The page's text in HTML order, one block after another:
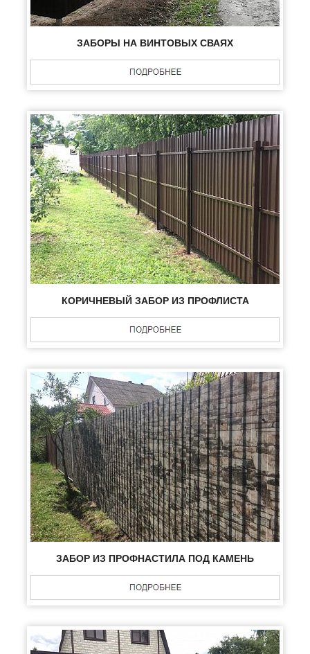
ЗАБОРЫ НА ВИНТОВЫХ СВАЯХ
КОРИЧНЕВЫЙ ЗАБОР ИЗ ПРОФЛИСТА
ЗАБОР ИЗ ПРОФНАСТИЛА ПОД КАМЕНЬ